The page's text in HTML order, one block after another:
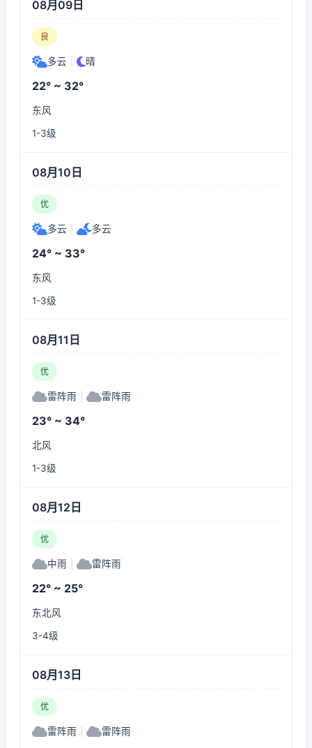
08月09日
良
多云 晴
22° ~ 32°
东风
1-3级
08月10日
优
多云 多云
24° ~ 33°
东风
1-3级
08月11日
优
雷阵雨 雷阵雨
23° ~ 34°
北风
1-3级
08月12日
优
中雨 雷阵雨
22° ~ 25°
东北风
3-4级
08月13日
优
雷阵雨 雷阵雨